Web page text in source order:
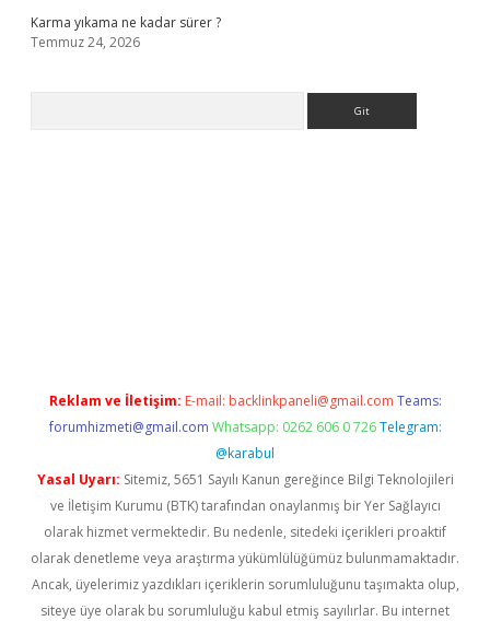
Karma yıkama ne kadar sürer ?
Temmuz 24, 2026
Reklam ve İletişim: E-mail: backlinkpaneli@gmail.com Teams:
forumhizmeti@gmail.com Whatsapp: 0262 606 0 726 Telegram:
@karabul
Yasal Uyarı: Sitemiz, 5651 Sayılı Kanun gereğince Bilgi Teknolojileri
ve İletişim Kurumu (BTK) tarafından onaylanmış bir Yer Sağlayıcı
olarak hizmet vermektedir. Bu nedenle, sitedeki içerikleri proaktif
olarak denetleme veya araştırma yükümlülüğümüz bulunmamaktadır.
Ancak, üyelerimiz yazdıkları içeriklerin sorumluluğunu taşımakta olup,
siteye üye olarak bu sorumluluğu kabul etmiş sayılırlar. Bu internet